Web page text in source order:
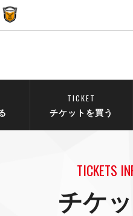
TICKET
チケットを買う
TICKETS
チケ